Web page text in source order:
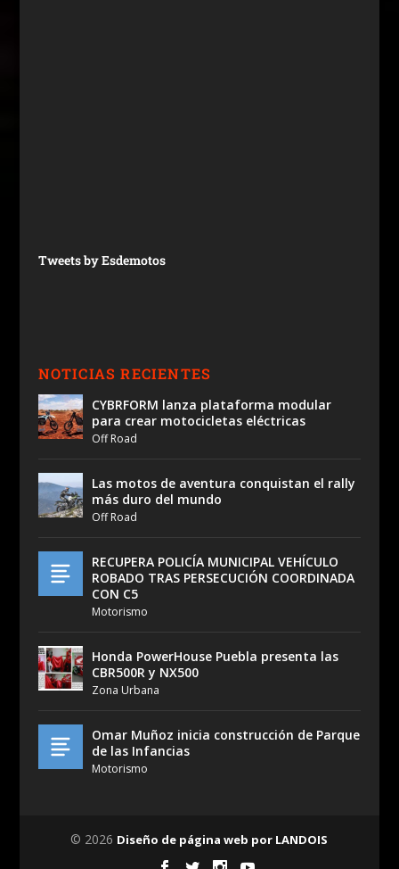
Tweets by Esdemotos
NOTICIAS RECIENTES
CYBRFORM lanza plataforma modular
para crear motocicletas eléctricas
Off Road
Las motos de aventura conquistan el rally
más duro del mundo
Off Road
RECUPERA POLICÍA MUNICIPAL VEHÍCULO
ROBADO TRAS PERSECUCIÓN COORDINADA
CON C5
Motorismo
Honda PowerHouse Puebla presenta las
CBR500R y NX500
Zona Urbana
Omar Muñoz inicia construcción de Parque
de las Infancias
Motorismo
© 2026 Diseño de página web por LANDOIS